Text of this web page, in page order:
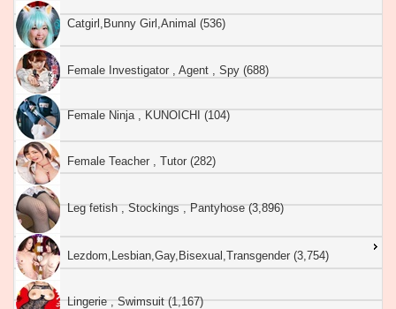
Catgirl,Bunny Girl,Animal (536)
Female Investigator , Agent , Spy (688)
Female Ninja , KUNOICHI (104)
Female Teacher , Tutor (282)
Leg fetish , Stockings , Pantyhose (3,896)
Lezdom,Lesbian,Gay,Bisexual,Transgender (3,754)
Lingerie , Swimsuit (1,167)